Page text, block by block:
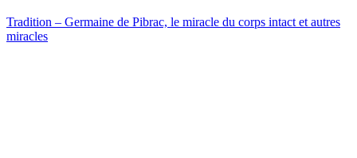
Tradition – Germaine de Pibrac, le miracle du corps intact et autres
miracles